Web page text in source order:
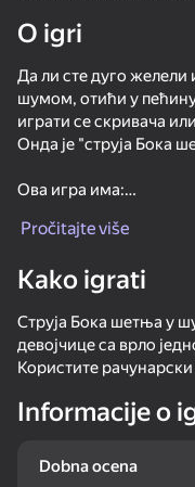
Ova igra
Cookie Clicker
O igri
Да ли сте дуго желели
шумом, отићи у
играти се скривача
Онда је "струја Бока
Ова игра има:
2. Огроман број
аналитичко
Pročitajte više
Kako igrati
Струја Бока шетња у
девојчице са врло
Користите
Informacije o
Dobna ocena